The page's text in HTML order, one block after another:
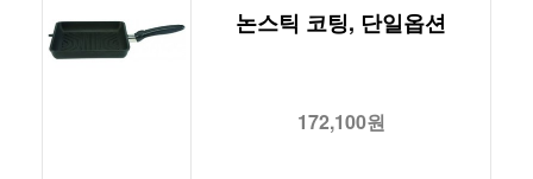
논스틱 코팅, 단일옵션
172,100원